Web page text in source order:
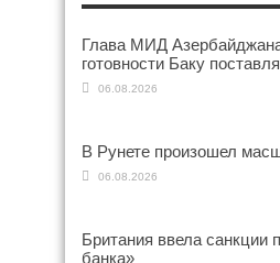
Глава МИД
готовности Баку
06.08.2026
В Рунете произошел
06.08.2026
Британия ввела санкции
банка»